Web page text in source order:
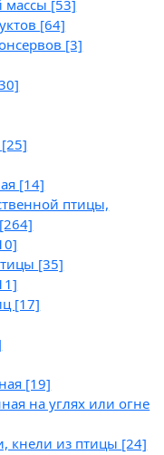
массы [53]
[64]
[3]
[25]
[14]
птицы,
[264]
[35]
[17]
[19]
на углях или огне
кнели из птицы [24]